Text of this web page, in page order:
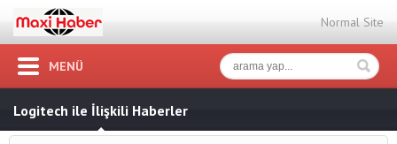
Normal Site
MENÜ
Logitech ile İlişkili Haberler